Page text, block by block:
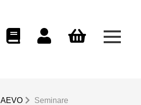
Menü
AEVO Seminare